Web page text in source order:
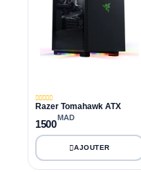
Razer Tomahawk ATX
1500
MAD